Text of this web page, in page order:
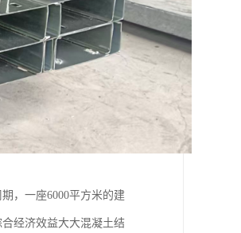
，一座6000平方米的建
经济效益大大混凝土结